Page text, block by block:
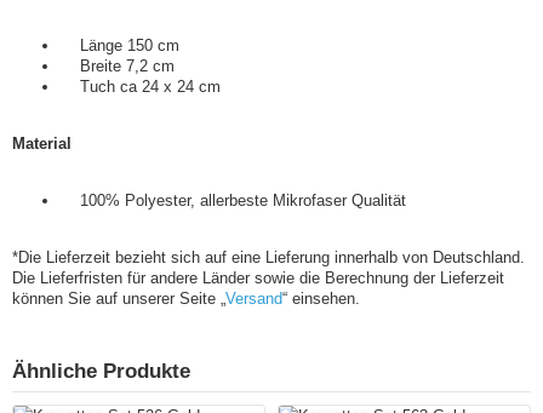
Länge 150 cm
Breite 7,2 cm
Tuch ca 24 x 24 cm
Material
100% Polyester, allerbeste Mikrofaser Qualität
*Die Lieferzeit bezieht sich auf eine Lieferung innerhalb von Deutschland.
Die Lieferfristen für andere Länder sowie die Berechnung der Lieferzeit
können Sie auf unserer Seite „Versand“ einsehen.
Ähnliche Produkte